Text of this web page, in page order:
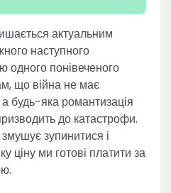
актуальним
наступного
одного понівеченого
що війна не має
будь-яка романтизація
до катастрофи.
зупинитися і
ціну ми готові платити за